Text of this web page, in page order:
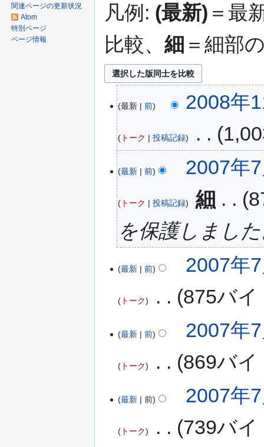
凡例: (最新) ＝最
比較、 細 ＝細部
最新 前 2008年
トーク 投稿記録
最新 前 2007年
トーク 投稿記録 ‎細
を保護しまし
最新 前 2007年
トーク 875バイ
最新 前 2007年
トーク 869バイ
最新 前 2007年
トーク
739バイ
関連ページの更新状況
Atom
特別ページ
ページ情報